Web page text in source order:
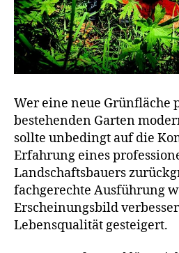
Wer eine neue Grünfläche
bestehenden Garten
sollte unbedingt auf die
Erfahrung eines
Landschaftsbauers
fachgerechte Ausführung
Erscheinungsbild
Lebensqualität gesteigert.